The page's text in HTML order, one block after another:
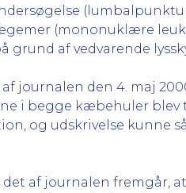
(mononuklære
grund af vedvarende
journalen den 4. maj
i begge kæbehuler blev
og udskrivelse kunne
af journalen fremgår, at